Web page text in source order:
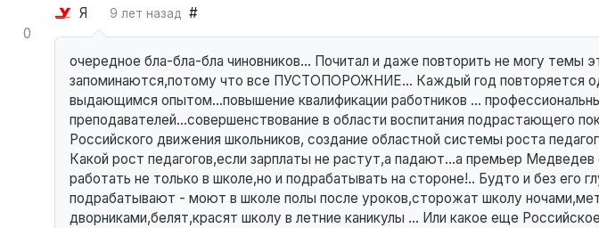
0
Я 9 лет назад #
очередное бла-бла-бла чиновников... Почитал и даже повторить не могу темы
запоминаются,потому что все ПУСТОПОРОЖНИЕ... Каждый год повторяется
выдающимся опытом...повышение квалификации работников ...
преподавателей...совершенствование в области воспитания подрастающего
Российского движения школьников, создание областной системы роста
Какой рост педагогов,если зарплаты не растут,а падают...а премьер
работать не только в школе,но и подрабатывать на стороне!.. Будто и без его
подрабатывают - моют в школе полы после уроков,сторожат школу
дворниками,белят,красят школу в летние каникулы ... Или какое еще